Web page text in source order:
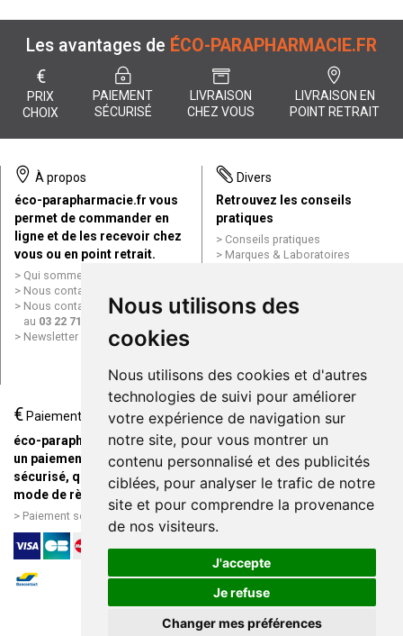
Nous utilisons des
cookies
Nous utilisons des cookies et d'autres
technologies de suivi pour améliorer
votre expérience de navigation sur
notre site, pour vous montrer un
contenu personnalisé et des publicités
ciblées, pour analyser le trafic de notre
site et pour comprendre la provenance
de nos visiteurs.
J'accepte
Je refuse
Changer mes préférences
Les avantages de ÉCO-PARAPHARMACIE.FR
€
PRIX
CHOIX
PAIEMENT
SÉCURISÉ
LIVRAISON
CHEZ VOUS
LIVRAISON EN
POINT RETRAIT
À propos
éco-parapharmacie.fr vous
permet de commander en
ligne et de les recevoir chez
vous ou en point retrait.
Qui sommes nous ?
Nous contacter par e-mail
Nous contacter par téléphone
au 03 22 71 64 10
Newsletter
Divers
Retrouvez les conseils
pratiques
Conseils pratiques
Marques & Laboratoires
Mentions légales
Données personnelles
ligne
€ Paiement
éco-parapharmacie.fr offre
un paiement entièrement
sécurisé, quel que soit le
mode de règlement
Paiement sécurisé et simple
Livraison / Point retrait
Commandez en ligne et
recevez votre commande
rapidement chez vous ou en
point retrait
Livraison chez vous ou en